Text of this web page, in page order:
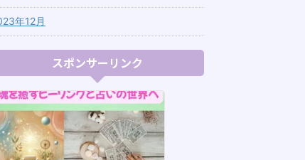
年12月
スポンサーリンク